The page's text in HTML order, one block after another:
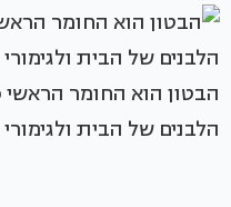
הבטון הוא החומר הראשי
הלבנים של הבית